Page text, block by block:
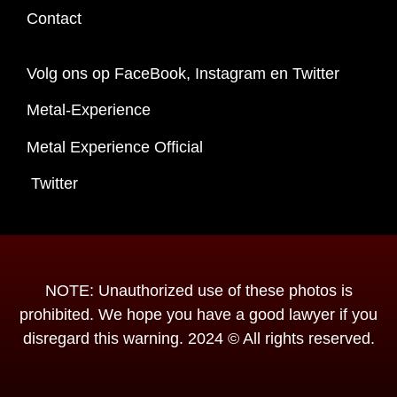
Contact
Volg ons op FaceBook, Instagram en Twitter
Metal-Experience
Metal Experience Official
Twitter
NOTE: Unauthorized use of these photos is
prohibited. We hope you have a good lawyer if you
disregard this warning. 2024 © All rights reserved.